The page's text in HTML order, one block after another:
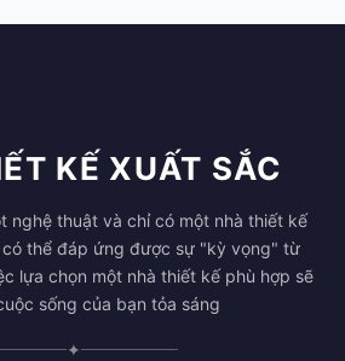
KẾ XUẤT SẮC
nghệ thuật và chỉ có một nhà thiết kế
có thể đáp ứng được sự "kỳ vọng" từ
lựa chọn một nhà thiết kế phù hợp sẽ
sống của bạn tỏa sáng
✦